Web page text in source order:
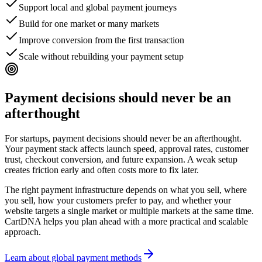
Support local and global payment journeys
Build for one market or many markets
Improve conversion from the first transaction
Scale without rebuilding your payment setup
Payment decisions should never be an
afterthought
For startups, payment decisions should never be an afterthought.
Your payment stack affects launch speed, approval rates, customer
trust, checkout conversion, and future expansion. A weak setup
creates friction early and often costs more to fix later.
The right payment infrastructure depends on what you sell, where
you sell, how your customers prefer to pay, and whether your
website targets a single market or multiple markets at the same time.
CartDNA helps you plan ahead with a more practical and scalable
approach.
Learn about global payment methods